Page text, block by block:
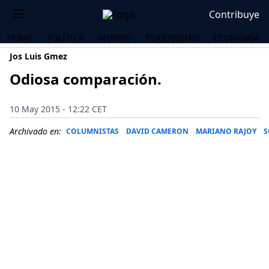
Contribuye
HOME POLÍTICA MUNDO PERIODISMO
ECONOMÍA
Jos Luis Gmez
Odiosa comparación.
10 May 2015 - 12:22 CET
Archivado en: COLUMNISTAS DAVID CAMERON MARIANO RAJOY